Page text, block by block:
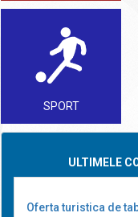
SPORT
ULTIMELE
Oferta turistica de